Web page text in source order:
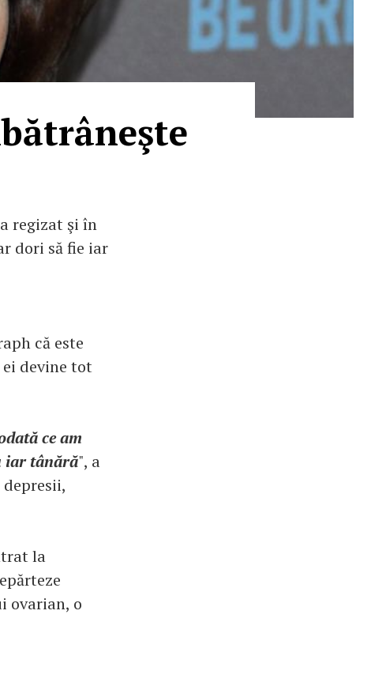
regizat şi în
dori să fie iar
că este
devine tot
ce am
iar tânără", a
la
ovarian, o